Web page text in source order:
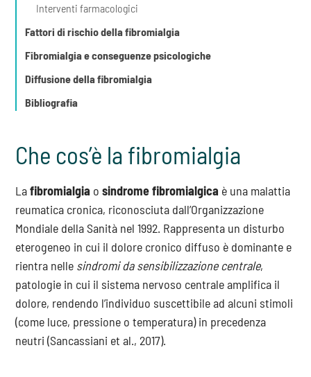
Interventi farmacologici
Fattori di rischio della fibromialgia
Fibromialgia e conseguenze psicologiche
Diffusione della fibromialgia
Bibliografia
Che cos’è la fibromialgia
Lafibromialgia osindrome fibromialgica è una malattia
reumatica cronica, riconosciuta dall’Organizzazione
Mondiale della Sanità nel 1992. Rappresenta un disturbo
eterogeneo in cui il dolore cronico diffuso è dominante e
rientra nelle sindromi da sensibilizzazione centrale,
patologie in cui il sistema nervoso centrale amplifica il
dolore, rendendo l’individuo suscettibile ad alcuni stimoli
(come luce, pressione o temperatura) in precedenza
neutri (Sancassiani et al., 2017).